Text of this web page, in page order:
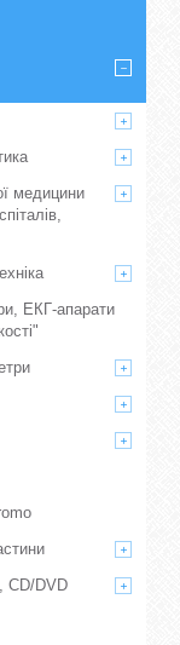
медицини
ЕКГ-апарати
CD/DVD